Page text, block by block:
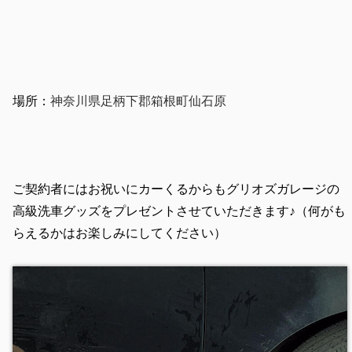
場所： 神奈川県足柄下郡箱根町仙石原
ご契約者にはお祝いにカーくるからもグリオズガレージの
高級洗車グッズをプレゼントさせていただきます♪（何がも
らえるかはお楽しみにしてください）